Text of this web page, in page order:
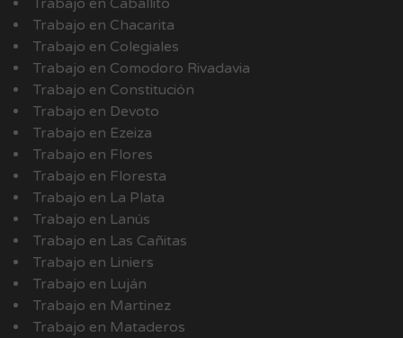
Trabajo en Caballito
Trabajo en Chacarita
Trabajo en Colegiales
Trabajo en Comodoro Rivadavia
Trabajo en Constitución
Trabajo en Devoto
Trabajo en Ezeiza
Trabajo en Flores
Trabajo en Floresta
Trabajo en La Plata
Trabajo en Lanús
Trabajo en Las Cañitas
Trabajo en Liniers
Trabajo en Luján
Trabajo en Martinez
Trabajo en Mataderos